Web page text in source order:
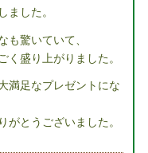
ました。
も驚いていて、
く盛り上がりました。
満足なプレゼントにな
がとうございました。